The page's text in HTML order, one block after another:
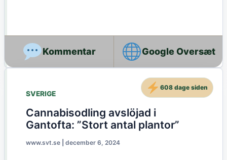
Google Oversæt
SVERIGE
Cannabisodling avslöjad i
Gantofta: ”Stort antal plantor”
www.svt.se december 6, 2024
608 dage siden